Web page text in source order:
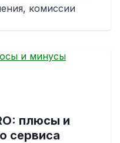
комиссии
плюсы и
сервиса